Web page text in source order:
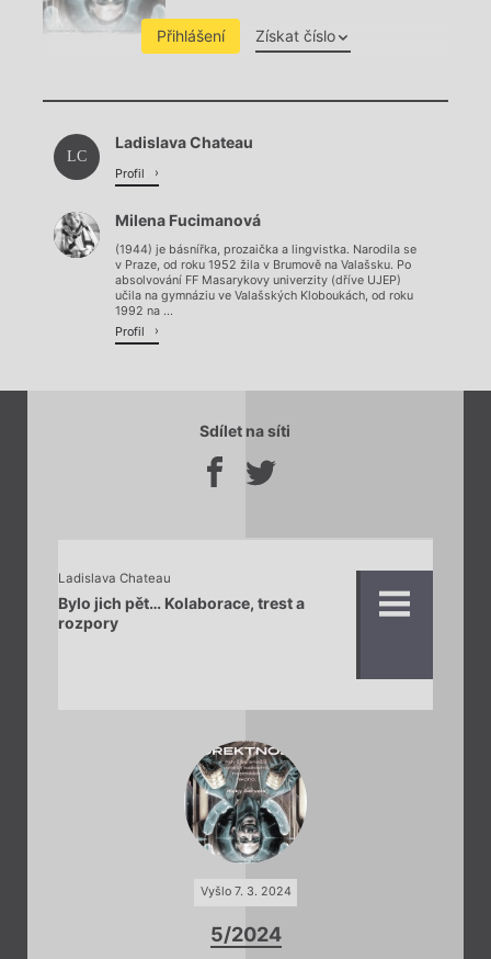
Přihlášení Získat číslo
Chviličku.
Načítá se.
LC
Ladislava Chateau
Profil
Milena Fucimanová
(1944) je básnířka, prozaička a lingvistka. Narodila se
v Praze, od roku 1952 žila v Brumově na Valašsku. Po
absolvování FF Masarykovy univerzity (dříve UJEP)
učila na gymnáziu ve Valašských Kloboukách, od roku
1992 na ...
Profil
Sdílet na síti
Ladislava Chateau
Bylo jich pět… Kolaborace, trest a
rozpory
Vyšlo 7. 3. 2024
5/2024